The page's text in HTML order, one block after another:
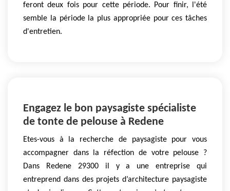
feront deux fois pour cette période. Pour finir, l'été
semble la période la plus appropriée pour ces tâches
d'entretien.
Engagez le bon paysagiste spécialiste
de tonte de pelouse à Redene
Etes-vous à la recherche de paysagiste pour vous
accompagner dans la réfection de votre pelouse ?
Dans Redene 29300 il y a une entreprise qui
entreprend dans des projets d’architecture paysagiste